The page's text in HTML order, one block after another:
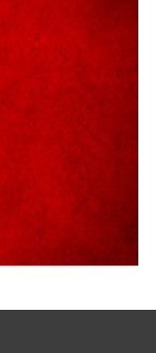
κλοπή
Παράδοσης»